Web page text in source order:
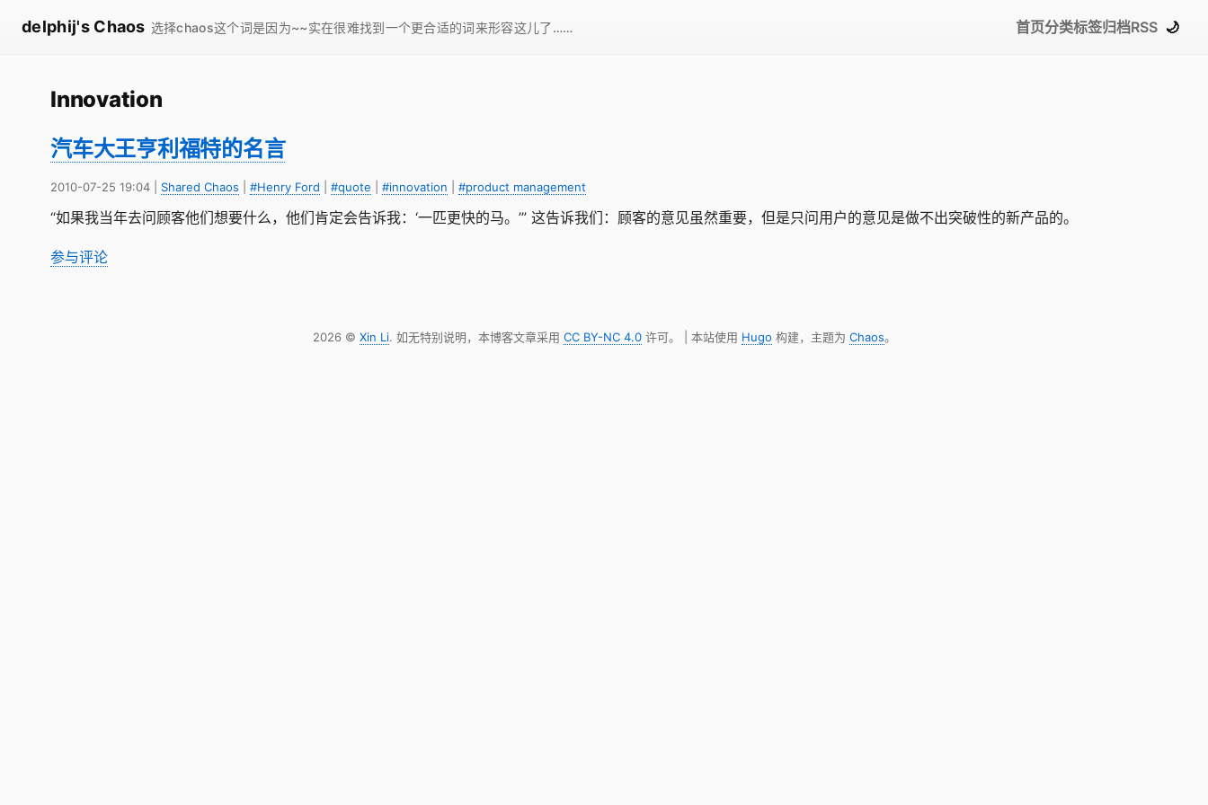
delphij's Chaos 选择chaos这个词是因为~~实在很难找到一个更合适的词来形容这儿了…… 首页分类标签归档RSS 🌙
Innovation
汽车大王亨利福特的名言
2010-07-25 19:04 Shared Chaos #Henry Ford #quote #innovation #product management
“如果我当年去问顾客他们想要什么，他们肯定会告诉我：‘一匹更快的马。’” 这告诉我们：顾客的意见虽然重要，但是只问用户的意见是做不出突破性的新产品的。
参与评论
2026 © Xin Li. 如无特别说明，本博客文章采用 CC BY-NC 4.0许可。 | 本站使用 Hugo 构建，主题为 Chaos。